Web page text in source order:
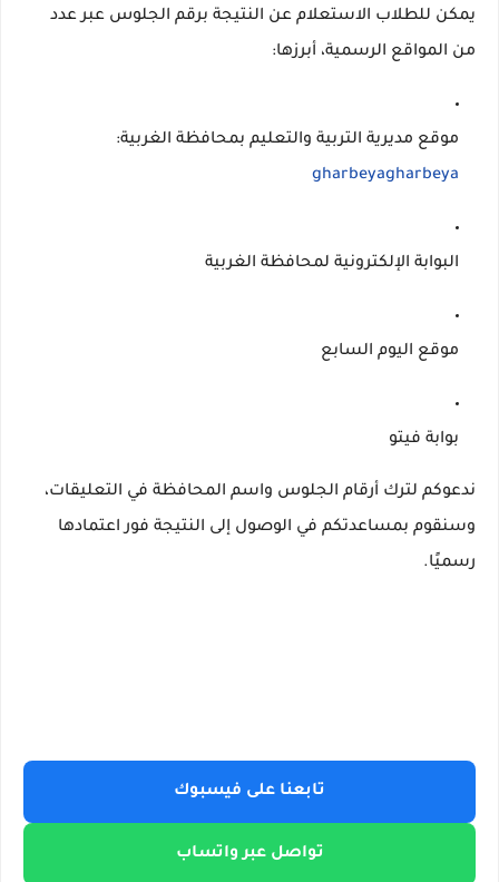
يمكن للطلاب الاستعلام عن النتيجة برقم الجلوس عبر عدد
من المواقع الرسمية، أبرزها:
موقع مديرية التربية والتعليم بمحافظة الغربية:
gharbeyagharbeya
البوابة الإلكترونية لمحافظة الغربية
موقع اليوم السابع
بوابة فيتو
ندعوكم لترك أرقام الجلوس واسم المحافظة في التعليقات،
وسنقوم بمساعدتكم في الوصول إلى النتيجة فور اعتمادها
رسميًا.
تابعنا على فيسبوك
تواصل عبر واتساب